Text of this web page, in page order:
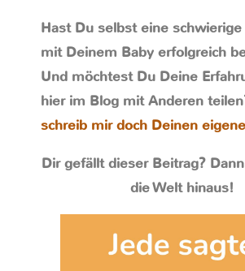
Hast Du selbst eine
mit Deinem Baby erfolgreich
Und möchtest Du Deine
hier im Blog mit Anderen
schreib mir doch Deinen
Dir gefällt dieser Beitrag?
die Welt hinaus!